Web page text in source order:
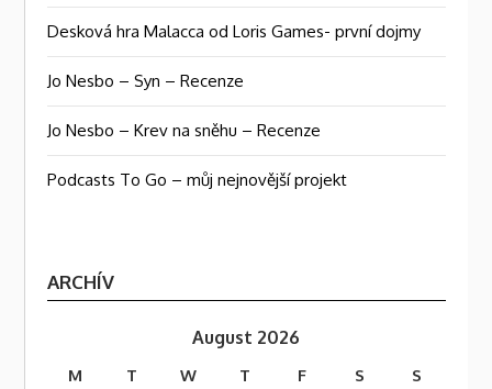
Desková hra Malacca od Loris Games- první dojmy
Jo Nesbo – Syn – Recenze
Jo Nesbo – Krev na sněhu – Recenze
Podcasts To Go – můj nejnovější projekt
ARCHÍV
August 2026
M T W T F S
S